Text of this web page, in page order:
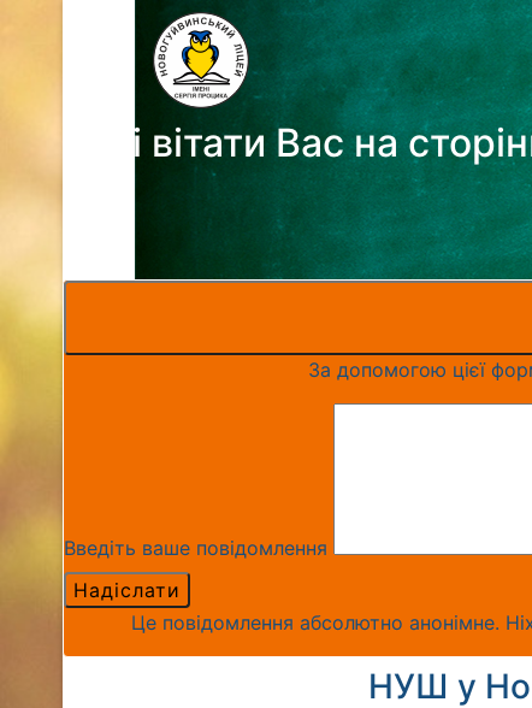
Раді вітати Вас на
За допомогою цієї
Введіть ваше повідомлення
Це повідомлення абсолютно анонімне.
НУШ у